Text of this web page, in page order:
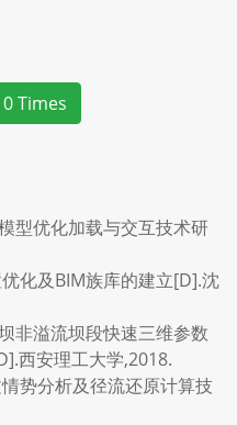
Times
型优化加载与交互技术研
化及BIM族库的建立[D].沈
非溢流坝段快速三维参数
西安理工大学,2018.
势分析及径流还原计算技